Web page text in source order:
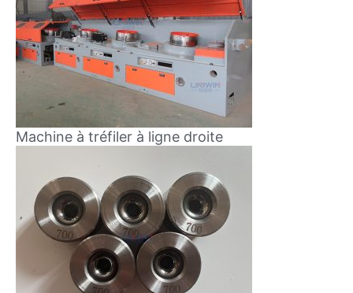
Machine à tréfiler à ligne droite